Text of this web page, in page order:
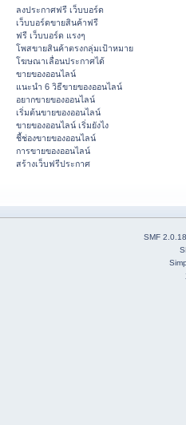
ลงประกาศฟรี เว็บบอร์ด
เว็บบอร์ดขายสินค้าฟรี
ฟรี เว็บบอร์ด แรงๆ
โพสขายสินค้าตรงกลุ่มเป้าหมาย
โฆษณาเลื่อนประกาศได้
ขายของออนไลน์
แนะนำ 6 วิธีขายของออนไลน์
อยากขายของออนไลน์
เริ่มต้นขายของออนไลน์
ขายของออนไลน์ เริ่มยังไง
ชี้ช่องขายของออนไลน์
การขายของออนไลน์
สร้างเว็บฟรีประกาศ
SMF 2.0.18